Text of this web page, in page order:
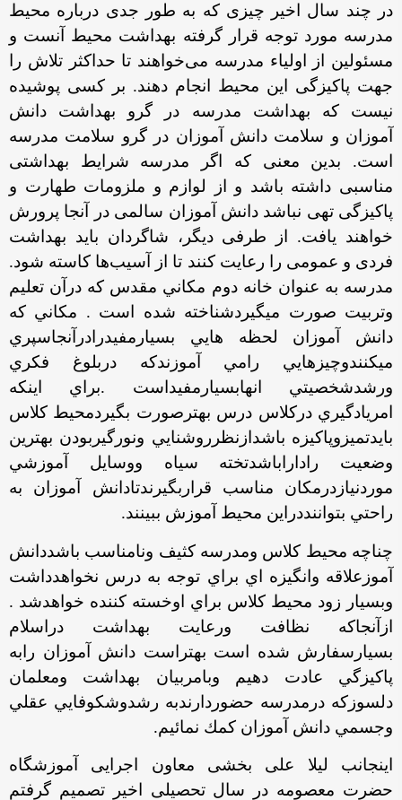
در چند سال اخیر چیزی که به طور جدی درباره محیط
مدرسه مورد توجه قرار گرفته بهداشت محیط آنست و
مسئولین از اولیاء مدرسه می‌خواهند تا حداکثر تلاش را
جهت پاکیزگی این محیط انجام دهند. بر کسی پوشیده
نیست که بهداشت مدرسه در گرو بهداشت دانش
آموزان و سلامت دانش آموزان در گرو سلامت مدرسه
است. بدین معنی که اگر مدرسه شرایط بهداشتی
مناسبی داشته باشد و از لوازم و ملزومات طهارت و
پاکیزگی تهی نباشد دانش آموزان سالمی در آنجا پرورش
خواهند یافت. از طرفی دیگر، شاگردان باید بهداشت
فردی و عمومی را رعایت کنند تا از آسیب‌ها کاسته شود.
مدرسه به عنوان خانه دوم مكاني مقدس كه درآن تعليم
وتربيت صورت ميگيردشناخته شده است . مكاني كه
دانش آموزان لحظه هايي بسيارمفيدرادرآنجاسپري
ميكنندوچيزهايي رامي آموزندكه دربلوغ فكري
ورشدشخصيتي انهابسيارمفيداست .براي اينكه
امريادگيري دركلاس درس بهترصورت بگيردمحيط کلاس
بايدتميزوپاكيزه باشدازنظرروشنايي ونورگيربودن بهترين
وضعيت راداراباشدتخته سياه ووسايل آموزشي
موردنيازدرمكان مناسب قراربگيرندتادانش آموزان به
راحتي بتواننددراين محيط آموزش ببينند.
چناچه محيط كلاس ومدرسه كثيف ونامناسب باشددانش
آموزعلاقه وانگيزه اي براي توجه به درس نخواهدداشت
وبسيار زود محيط كلاس براي اوخسته كننده خواهدشد .
ازآنجاكه نظافت ورعايت بهداشت دراسلام
بسيارسفارش شده است بهتراست دانش آموزان رابه
پاكيزگي عادت دهيم وبامربيان بهداشت ومعلمان
دلسوزكه درمدرسه حضوردارندبه رشدوشكوفايي عقلي
وجسمي دانش آموزان كمك نمائيم.
اینجانب لیلا علی بخشی معاون اجرایی آموزشگاه
حضرت معصومه در سال تحصیلی اخیر تصمیم گرفتم